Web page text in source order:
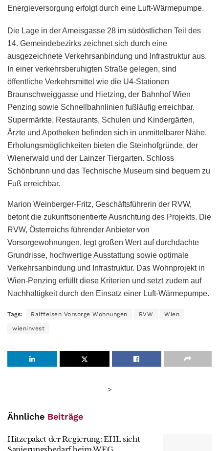
Energieversorgung erfolgt durch eine Luft-Wärmepumpe.
Die Lage in der Ameisgasse 28 im südöstlichen Teil des
14. Gemeindebezirks zeichnet sich durch eine
ausgezeichnete Verkehrsanbindung und Infrastruktur aus.
In einer verkehrsberuhigten Straße gelegen, sind
öffentliche Verkehrsmittel wie die U4-Stationen
Braunschweiggasse und Hietzing, der Bahnhof Wien
Penzing sowie Schnellbahnlinien fußläufig erreichbar.
Supermärkte, Restaurants, Schulen und Kindergärten,
Ärzte und Apotheken befinden sich in unmittelbarer Nähe.
Erholungsmöglichkeiten bieten die Steinhofgründe, der
Wienerwald und der Lainzer Tiergarten. Schloss
Schönbrunn und das Technische Museum sind bequem zu
Fuß erreichbar.
Marion Weinberger-Fritz, Geschäftsführerin der RVW,
betont die zukunftsorientierte Ausrichtung des Projekts. Die
RVW, Österreichs führender Anbieter von
Vorsorgewohnungen, legt großen Wert auf durchdachte
Grundrisse, hochwertige Ausstattung sowie optimale
Verkehrsanbindung und Infrastruktur. Das Wohnprojekt in
Wien-Penzing erfüllt diese Kriterien und setzt zudem auf
Nachhaltigkeit durch den Einsatz einer Luft-Wärmepumpe.
Tags: Raiffeisen Vorsorge Wohnungen RVW Wien
wieninvest
>
Ähnliche Beiträge
Hitzepaket der Regierung: EHL sieht